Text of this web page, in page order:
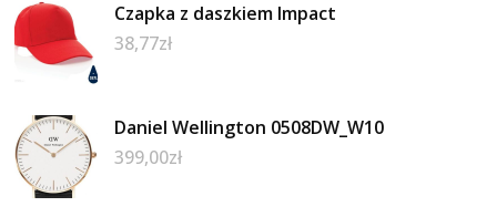
Czapka z daszkiem Impact
38,77zł
Daniel Wellington 0508DW_W10
399,00zł